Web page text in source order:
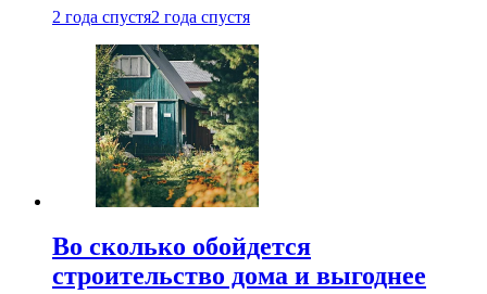
2 года спустя2 года спустя
Во сколько обойдется
строительство дома и выгоднее